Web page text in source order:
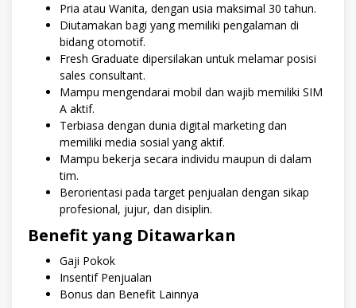
Pria atau Wanita, dengan usia maksimal 30 tahun.
Diutamakan bagi yang memiliki pengalaman di
bidang otomotif.
Fresh Graduate dipersilakan untuk melamar posisi
sales consultant.
Mampu mengendarai mobil dan wajib memiliki SIM
A aktif.
Terbiasa dengan dunia digital marketing dan
memiliki media sosial yang aktif.
Mampu bekerja secara individu maupun di dalam
tim.
Berorientasi pada target penjualan dengan sikap
profesional, jujur, dan disiplin.
Benefit yang Ditawarkan
Gaji Pokok
Insentif Penjualan
Bonus dan Benefit Lainnya